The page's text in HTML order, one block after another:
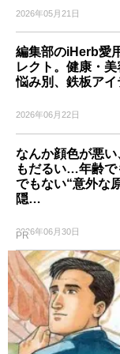
2026年05月21日
編集部のiHerb愛
レクト。健康・
悩み別、鉄板ア
2026年06月22日
なんか顔色が悪い
もだるい…年齢で
でもない“意外な
隠…
2026年06月30日
PR